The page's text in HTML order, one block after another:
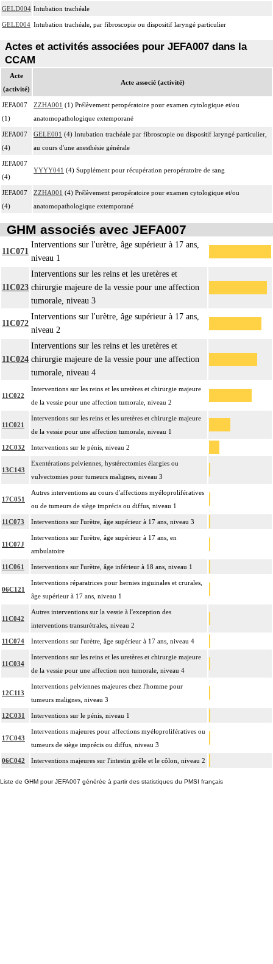
GELD004 Intubation trachéale
GELE004 Intubation trachéale, par fibroscopie ou dispositif laryngé particulier
Actes et activités associées pour JEFA007 dans la
CCAM
Acte
(activité)
Acte associé (activité)
JEFA007
(1)
ZZHA001 (1) Prélèvement peropératoire pour examen cytologique et/ou
anatomopathologique extemporané
JEFA007
(4)
GELE001 (4) Intubation trachéale par fibroscopie ou dispositif laryngé particulier,
au cours d'une anesthésie générale
JEFA007
(4)
YYYY041 (4) Supplément pour récupération peropératoire de sang
JEFA007
(4)
ZZHA001 (4) Prélèvement peropératoire pour examen cytologique et/ou
anatomopathologique extemporané
GHM associés avec JEFA007
11C071
Interventions sur l'urètre, âge supérieur à 17 ans,
niveau 1
11C023
Interventions sur les reins et les uretères et
chirurgie majeure de la vessie pour une affection
tumorale, niveau 3
11C072
Interventions sur l'urètre, âge supérieur à 17 ans,
niveau 2
11C024
Interventions sur les reins et les uretères et
chirurgie majeure de la vessie pour une affection
tumorale, niveau 4
11C022
Interventions sur les reins et les uretères et chirurgie majeure
de la vessie pour une affection tumorale, niveau 2
11C021
Interventions sur les reins et les uretères et chirurgie majeure
de la vessie pour une affection tumorale, niveau 1
12C032 Interventions sur le pénis, niveau 2
13C143
Exentérations pelviennes, hystérectomies élargies ou
vulvectomies pour tumeurs malignes, niveau 3
17C051
Autres interventions au cours d'affections myéloprolifératives
ou de tumeurs de siège imprécis ou diffus, niveau 1
11C073 Interventions sur l'urètre, âge supérieur à 17 ans, niveau 3
11C07J
Interventions sur l'urètre, âge supérieur à 17 ans, en
ambulatoire
11C061 Interventions sur l'urètre, âge inférieur à 18 ans, niveau 1
06C121
Interventions réparatrices pour hernies inguinales et crurales,
âge supérieur à 17 ans, niveau 1
11C042
Autres interventions sur la vessie à l'exception des
interventions transurétrales, niveau 2
11C074 Interventions sur l'urètre, âge supérieur à 17 ans, niveau 4
11C034
Interventions sur les reins et les uretères et chirurgie majeure
de la vessie pour une affection non tumorale, niveau 4
12C113
Interventions pelviennes majeures chez l'homme pour
tumeurs malignes, niveau 3
12C031 Interventions sur le pénis, niveau 1
17C043
Interventions majeures pour affections myéloprolifératives ou
tumeurs de siège imprécis ou diffus, niveau 3
06C042 Interventions majeures sur l'intestin grêle et le côlon, niveau 2
Liste de GHM pour JEFA007 générée à partir des statistiques du PMSI français